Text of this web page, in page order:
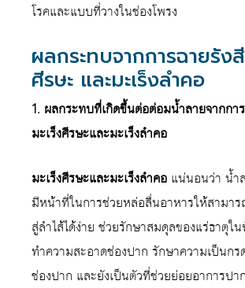
โรคและแบบที่วางในช่องโพรง
ผลกระทบจากการฉายรังสี
ศีรษะ และมะเร็งลำคอ
1. ผลกระทบที่เกิดขึ้นต่อต่อมน้ำลายจากกา
มะเร็งศีรษะและมะเร็งลำคอ
มะเร็งศีรษะและมะเร็งลำคอ แน่นอนว่า น้ำ
มีหน้าที่ในการช่วยหล่อลื่นอาหารให้สามาร
สู่ลำไส้ได้ง่าย ช่วยรักษาสมดุลของแร่ธาตุใ
ทำความสะอาดช่องปาก รักษาความเป็นกร
ช่องปาก และยังเป็นตัวที่ช่วยย่อยอาการป